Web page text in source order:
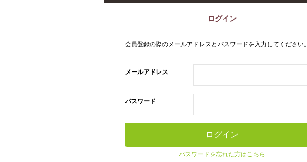
ログイン
会員登録の際のメールアドレスとパスワードを入力してください。
メールアドレス
パスワード
パスワードを忘れた方はこちら